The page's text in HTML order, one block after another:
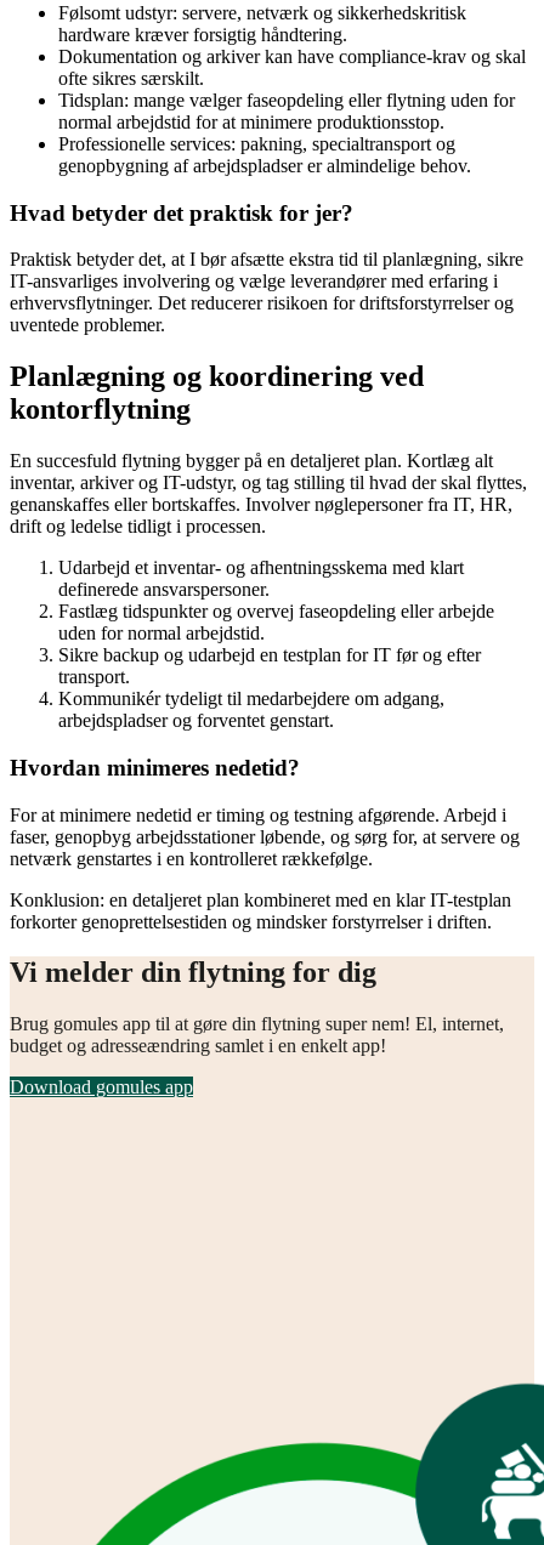
Følsomt udstyr: servere, netværk og sikkerhedskritisk
hardware kræver forsigtig håndtering.
Dokumentation og arkiver kan have compliance-krav og skal
ofte sikres særskilt.
Tidsplan: mange vælger faseopdeling eller flytning uden for
normal arbejdstid for at minimere produktionsstop.
Professionelle services: pakning, specialtransport og
genopbygning af arbejdspladser er almindelige behov.
Hvad betyder det praktisk for jer?
Praktisk betyder det, at I bør afsætte ekstra tid til planlægning, sikre
IT-ansvarliges involvering og vælge leverandører med erfaring i
erhvervsflytninger. Det reducerer risikoen for driftsforstyrrelser og
uventede problemer.
Planlægning og koordinering ved
kontorflytning
En succesfuld flytning bygger på en detaljeret plan. Kortlæg alt
inventar, arkiver og IT-udstyr, og tag stilling til hvad der skal flyttes,
genanskaffes eller bortskaffes. Involver nøglepersoner fra IT, HR,
drift og ledelse tidligt i processen.
Udarbejd et inventar- og afhentningsskema med klart
definerede ansvarspersoner.
Fastlæg tidspunkter og overvej faseopdeling eller arbejde
uden for normal arbejdstid.
Sikre backup og udarbejd en testplan for IT før og efter
transport.
Kommunikér tydeligt til medarbejdere om adgang,
arbejdspladser og forventet genstart.
Hvordan minimeres nedetid?
For at minimere nedetid er timing og testning afgørende. Arbejd i
faser, genopbyg arbejdsstationer løbende, og sørg for, at servere og
netværk genstartes i en kontrolleret rækkefølge.
Konklusion: en detaljeret plan kombineret med en klar IT-testplan
forkorter genoprettelsestiden og mindsker forstyrrelser i driften.
Vi melder din flytning for dig
Brug gomules app til at gøre din flytning super nem! El, internet,
budget og adresseændring samlet i en enkelt app!
Download gomules app